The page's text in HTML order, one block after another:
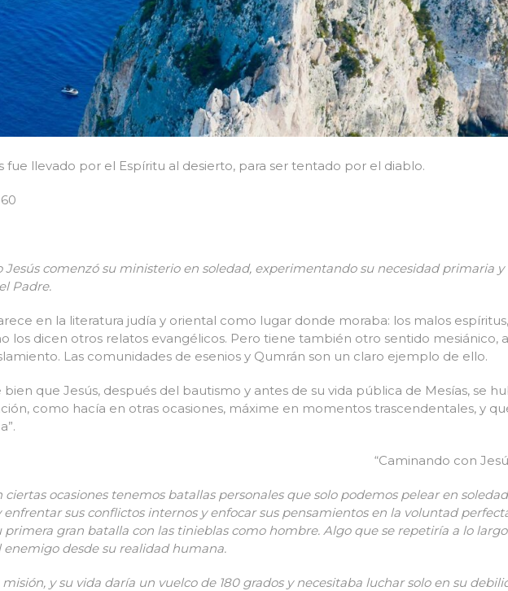
fue llevado por el Espíritu al desierto, para ser tentado por el diablo.
Jesús comenzó su ministerio en soledad, experimentando su necesidad primaria
Padre.
en la literatura judía y oriental como lugar donde moraba: los malos
los dicen otros relatos evangélicos. Pero tiene también otro sentido mesiánico,
Las comunidades de esenios y Qumrán son un claro ejemplo de ello.
que Jesús, después del bautismo y antes de su vida pública de Mesías, se
como hacía en otras ocasiones, máxime en momentos trascendentales, y
“Caminando con
ciertas ocasiones tenemos batallas personales que solo podemos pelear en
sus conflictos internos y enfocar sus pensamientos en la voluntad
primera gran batalla con las tinieblas como hombre. Algo que se repetiría a lo
desde su realidad humana.
y su vida daría un vuelco de 180 grados y necesitaba luchar solo en su